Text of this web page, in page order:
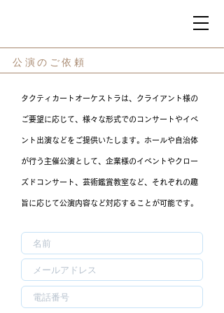
公演のご依頼
タクティカートオーケストラは、クライアント様の
ご要望に応じて、様々な形式でのコンサートやイベ
ント出演などをご提供いたします。ホールや自治体
が行う主催公演として、企業様のイベントやクロー
ズドコンサート、芸術鑑賞教室など、それぞれの趣
旨に応じて公演内容など対応することが可能です。